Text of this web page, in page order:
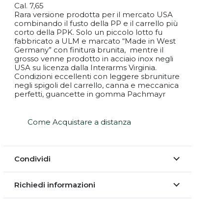
Cal. 7,65
Rara versione prodotta per il mercato USA
combinando il fusto della PP e il carrello più
corto della PPK. Solo un piccolo lotto fu
fabbricato a ULM e marcato “Made in West
Germany” con finitura brunita, mentre il
grosso venne prodotto in acciaio inox negli
USA su licenza dalla Interarms Virginia.
Condizioni eccellenti con leggere sbruniture
negli spigoli del carrello, canna e meccanica
perfetti, guancette in gomma Pachmayr
Come Acquistare a distanza
Condividi
Richiedi informazioni